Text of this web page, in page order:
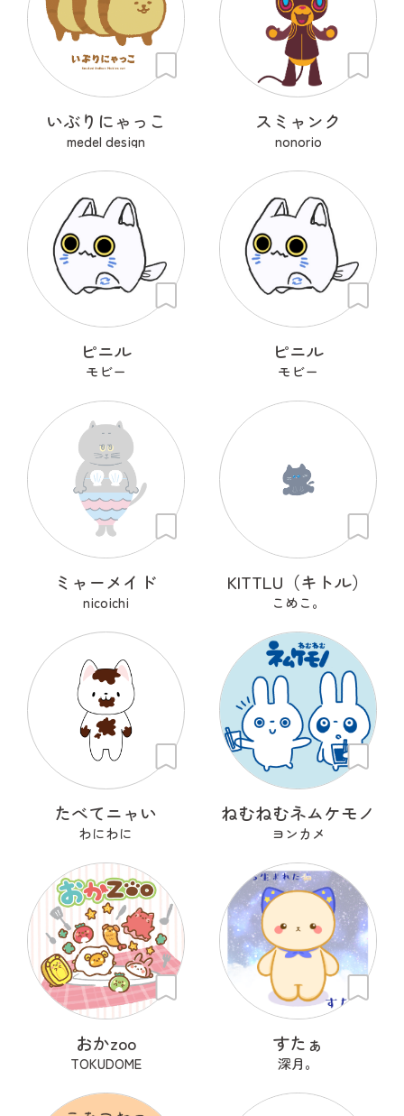
いぶりにゃっこ
medel design
スミャンク
nonorio
ピニル
モビー
ピニル
モビー
ミャーメイド
nicoichi
KITTLU（キトル）
こめこ。
たべてニャい
わにわに
ねむねむネムケモノ
ヨンカメ
おかzoo
TOKUDOME
すたぁ
深月。